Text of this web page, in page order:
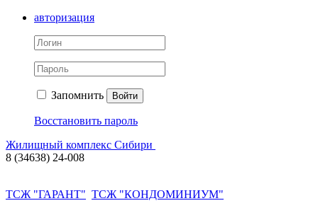
авторизация
Запомнить Войти
Восстановить пароль
Жилищный комплекс Сибири
8 (34638) 24-008
ТСЖ "ГАРАНТ" ТСЖ "КОНДОМИНИУМ"